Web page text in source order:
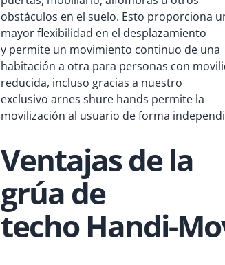
obstáculos en el suelo. Esto proporciona
mayor flexibilidad en el desplazamiento
y permite un movimiento continuo de una
habitación a otra para personas con
reducida, incluso gracias a nuestro
exclusivo arnes shure hands permite la
movilización al usuario de forma
Ventajas de la
grúa de
techo Handi-